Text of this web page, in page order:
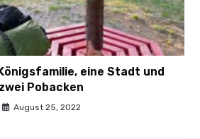
eine Stadt und
zwei Pobacken
August 25, 2022